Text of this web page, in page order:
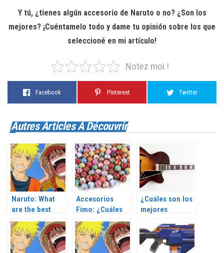
Y tú, ¿tienes algún accesorio de Naruto o no? ¿Son los
mejores? ¡Cuéntamelo todo y dame tu opinión sobre los que
seleccioné en mi artículo!
Notez moi !
Facebook Pinterest Twitter
Autres Articles À Découvrir
Naruto: What
are the best
accessories?
Accesorios
Fimo: ¿Cuáles
son los
mejores?
¿Cuáles son los
mejores
guitarra?